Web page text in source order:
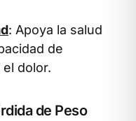
: Apoya la salud
de
dolor.
de Peso